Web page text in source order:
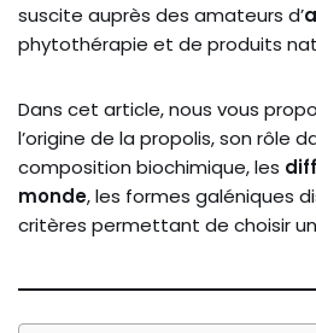
suscite auprès des amateurs d’
phytothérapie et de produits
Dans cet article, nous vous
l’origine de la propolis, son rôle
composition biochimique, les
monde, les formes galéniques
critères permettant de choisir